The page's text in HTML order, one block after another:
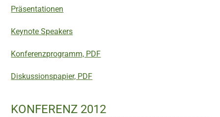
Präsentationen
Keynote Speakers
Konferenzprogramm, PDF
Diskussionspapier, PDF
KONFERENZ 2012